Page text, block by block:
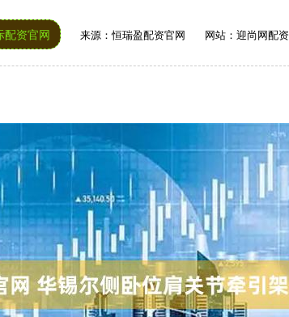
配资官网 来源：恒瑞盈配资官网 网站：迎尚网配资